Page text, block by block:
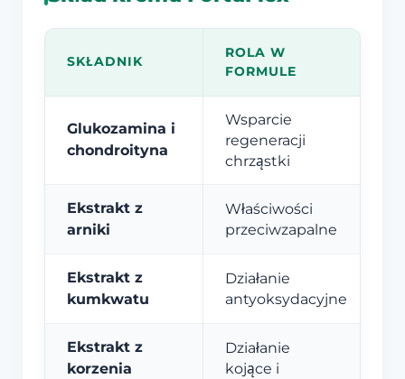
SKŁADNIK
ROLA W
FORMULE
Glukozamina i
chondroityna
Wsparcie
regeneracji
chrząstki
Ekstrakt z
arniki
Właściwości
przeciwzapalne
Ekstrakt z
kumkwatu
Działanie
antyoksydacyjne
Ekstrakt z
korzenia
Działanie
kojące i